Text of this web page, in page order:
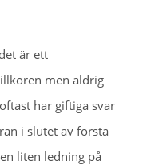
är ett
men aldrig
har giftiga svar
i slutet av första
liten ledning på